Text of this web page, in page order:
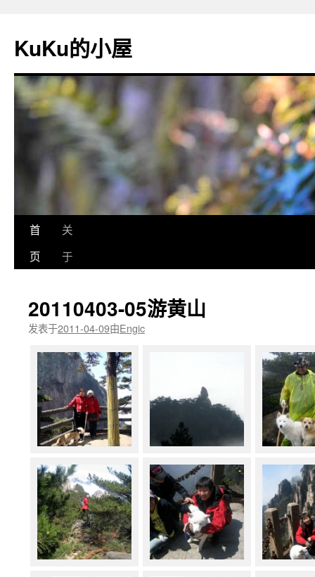
KuKu的小屋
首
页
关
于
20110403-05游黄山
发表于2011-04-09由Engic